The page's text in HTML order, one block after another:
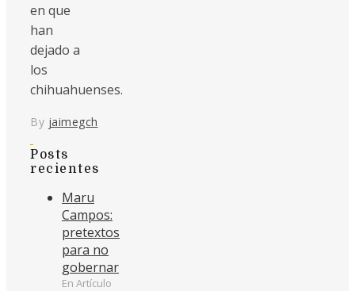
en que
han
dejado a
los
chihuahuenses.
By jaimegch
Posts
recientes
Maru
Campos:
pretextos
para no
gobernar
En Artículo